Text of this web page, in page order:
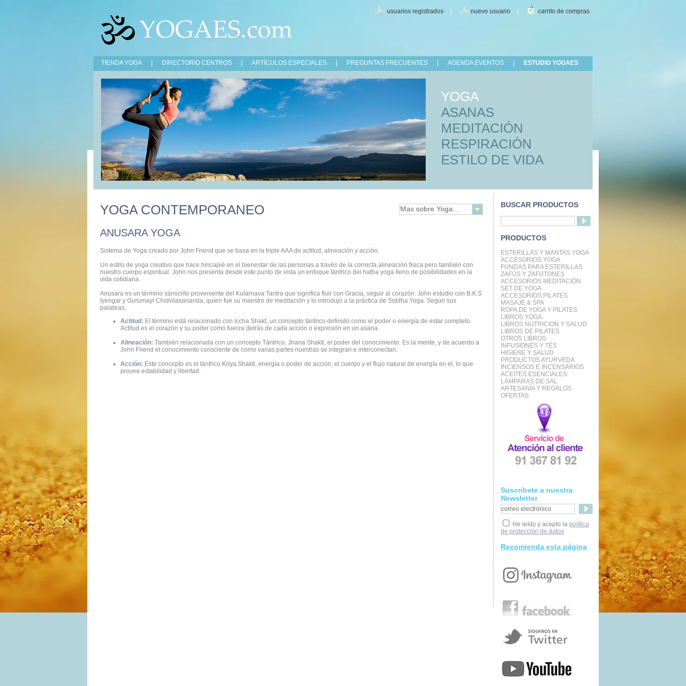
usuarios registrados nuevo usuario carrito de compras
TIENDA YOGA DIRECTORIO CENTROS ARTÍCULOS ESPECIALES PREGUNTAS FRECUENTES AGENDA EVENTOS ESTUDIO YOGAES
YOGA
ASANAS
MEDITACIÓN
RESPIRACIÓN
ESTILO DE VIDA
Mas sobre Yoga...
YOGA CONTEMPORANEO
ANUSARA YOGA
Sistema de Yoga creado por John Friend que se basa en la triple AAA de actitud, alineación y acción.
Un estilo de yoga creativo que hace hincapié en el bienestar de las personas a través de la correcta alineación física pero también con
nuestro cuerpo espiritual. John nos presenta desde este punto de vista un enfoque tántrico del hatha yoga lleno de posibilidades en la
vida cotidiana.
Anusara es un término sánscrito proveniente del Kularnava Tantra que significa fluir con Gracia, seguir al corazón. John estudio con B.K.S
Iyengar y Gurumayi Chidvilasananda, quien fue su maestro de meditación y lo introdujo a la práctica de Siddha Yoga. Según sus
palabras:
Actitud: El término está relacionado con Iccha Shakt, un concepto tántrico definido como el poder o energía de estar completo.
Actitud es el corazón y su poder como fuerza detrás de cada acción o expresión en un asana.
Alineación: También relacionada con un concepto Tántrico, Jnana Shakti, el poder del conocimiento. Es la mente, y de acuerdo a
John Friend el conocimiento consciente de como varias partes nuestras se integran e interconectan.
Acción: Este concepto es el tántrico Kriya Shakti, energía o poder de acción, el cuerpo y el flujo natural de energía en el, lo que
provee estabilidad y libertad.
BUSCAR PRODUCTOS
PRODUCTOS
ESTERILLAS Y MANTAS YOGA
ACCESORIOS YOGA
FUNDAS PARA ESTERILLAS
ZAFÚS Y ZAFUTONES
ACCESORIOS MEDITACIÓN
SET DE YOGA
ACCESORIOS PILATES
MASAJE & SPA
ROPA DE YOGA Y PILATES
LIBROS YOGA
LIBROS NUTRICION Y SALUD
LIBROS DE PILATES
OTROS LIBROS
INFUSIONES Y TÉS
HIGIENE Y SALUD
PRODUCTOS AYURVEDA
INCIENSOS E INCENSARIOS
ACEITES ESENCIALES
LÁMPARAS DE SAL
ARTESANÍA Y REGALOS
OFERTAS
Suscribete a nuestra
Newsletter
He leído y acepto la política
de protección de datos
Recomienda esta página